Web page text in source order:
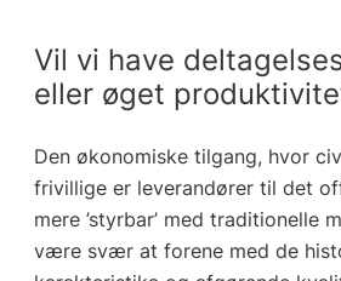
Vil vi have
eller øget
Den økonomiske tilgang, hvor
frivillige er leverandører til det
mere ’styrbar’ med traditionelle
være svær at forene med de